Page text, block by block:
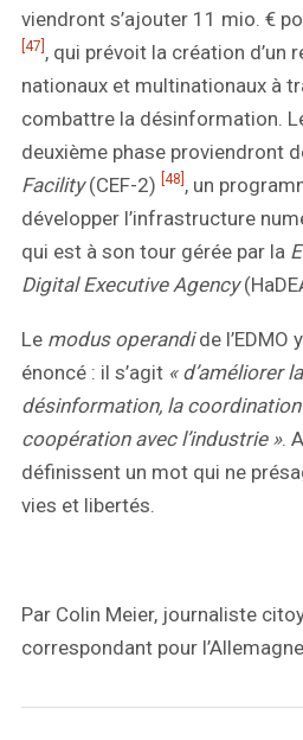
viendront s’ajouter 11 mio. €
[47] , qui prévoit la création d’un
nationaux et multinationaux à
combattre la désinformation.
deuxième phase proviendront
Facility(CEF-2) [48] , un
développer l’infrastructure
qui est à son tour gérée par la
Digital Executive Agency
Le modus operandide l’EDMO
énoncé : il s’agit « d’améliorer
désinformation, la
coopération avec l’industrie ».
définissent un mot qui ne
vies et libertés.
Par Colin Meier, journaliste
correspondant pour